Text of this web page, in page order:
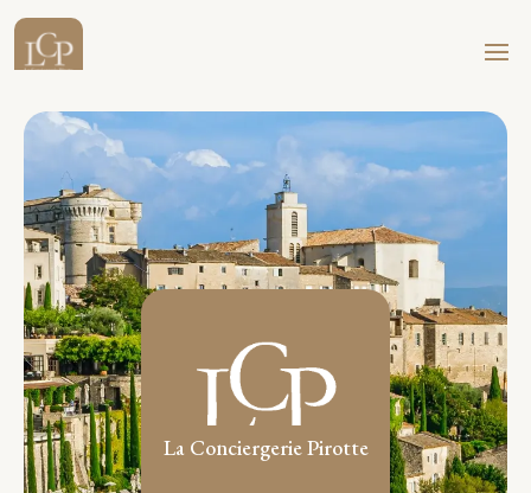
La Conciergerie Pirotte